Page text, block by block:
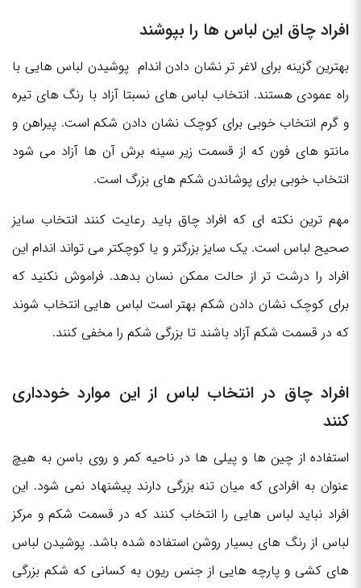
افراد چاق این لباس ها را بپوشند
بهترین گزینه برای لاغر تر نشان دادن اندام پوشیدن لباس هایی با
راه عمودی هستند. انتخاب لباس های نسبتا آزاد با رنگ های تیره
و گرم انتخاب خوبی برای کوچک نشان دادن شکم است. پیراهن و
مانتو های فون که از قسمت زیر سینه برش آن ها آزاد می شود
انتخاب خوبی برای پوشاندن شکم های بزرگ است.
مهم ترین نکته ای که افراد چاق باید رعایت کنند انتخاب سایز
صحیح لباس است. یک سایز بزرگتر و یا کوچکتر می تواند اندام این
افراد را درشت تر از حالت ممکن نسان بدهد. فراموش نکنید که
برای کوچک نشان دادن شکم بهتر است لباس هایی انتخاب شوند
که در قسمت شکم آزاد باشند تا بزرگی شکم را مخفی کنند.
افراد چاق در انتخاب لباس از این موارد خودداری
کنند
استفاده از چین ها و پیلی ها در ناحیه کمر و روی باسن به هیچ
عنوان به افرادی که میان تنه بزرگی دارند پیشنهاد نمی شود. این
افراد نباید لباس هایی را انتخاب کنند که در قسمت شکم و مرکز
لباس از رنگ های بسیار روشن استفاده شده باشد. پوشیدن لباس
های کشی و پارچه هایی از جنس ریون به کسانی که شکم بزرگی